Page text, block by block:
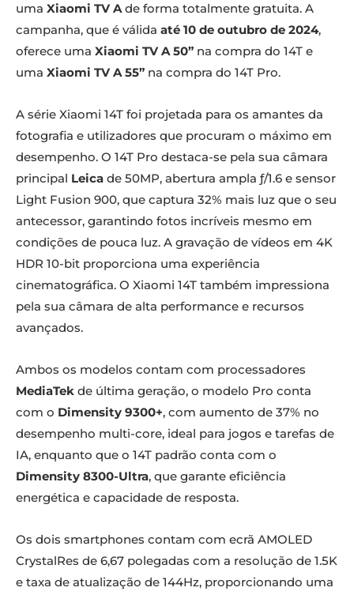
uma Xiaomi TV Ade forma totalmente gratuita. A
campanha, que é válida até 10 de outubro de 2024,
oferece uma Xiaomi TV A 50” na compra do 14T e
uma Xiaomi TV A 55” na compra do 14T Pro.
A série Xiaomi 14T foi projetada para os amantes da
fotografia e utilizadores que procuram o máximo em
desempenho. O 14T Pro destaca-se pela sua câmara
principal Leica de 50MP, abertura ampla ƒ/1.6 e sensor
Light Fusion 900, que captura 32% mais luz que o seu
antecessor, garantindo fotos incríveis mesmo em
condições de pouca luz. A gravação de vídeos em 4K
HDR 10-bit proporciona uma experiência
cinematográfica. O Xiaomi 14T também impressiona
pela sua câmara de alta performance e recursos
avançados.
Ambos os modelos contam com processadores
MediaTek de última geração, o modelo Pro conta
com o Dimensity 9300+, com aumento de 37% no
desempenho multi-core, ideal para jogos e tarefas de
IA, enquanto que o 14T padrão conta com o
Dimensity 8300-Ultra, que garante eficiência
energética e capacidade de resposta.
Os dois smartphones contam com ecrã AMOLED
CrystalRes de 6,67 polegadas com a resolução de 1.5K
e taxa de atualização de 144Hz, proporcionando uma